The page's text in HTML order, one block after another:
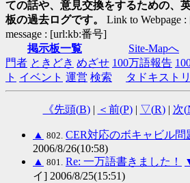
ての話や、意見交換をするための、
板の過去ログです。
Link to
message : [url:kb:番号]
掲示板一覧
Site-Mapへ
門者 ときどき めざせ 100万語報告
ト イベント 運営 検索 タドキスト
《先頭(B)| ＜前(P)| ▽(R)| 次(
▲ 802. CER対応のボキャビル問
2006/8/26(10:58)
▲ 801. Re: 一万語書きました！
イ] 2006/8/25(15:51)